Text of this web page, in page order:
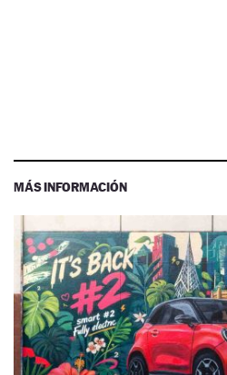
MÁS INFORMACIÓN